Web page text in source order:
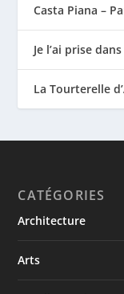
Casta Piana –
Je l’ai prise
La Tourterelle
CATÉGORIES
Architecture
Arts